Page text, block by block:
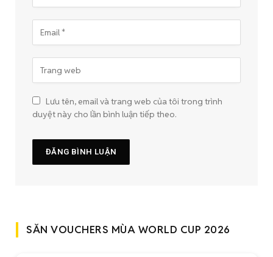
Lưu tên, email và trang web của tôi trong trình
duyệt này cho lần bình luận tiếp theo.
SĂN VOUCHERS MÙA WORLD CUP 2026